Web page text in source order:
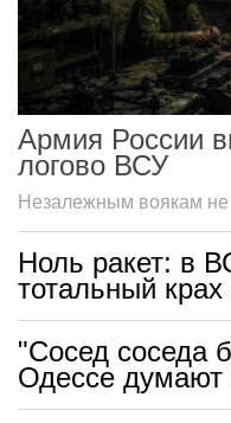
Армия России
логово ВСУ
Незалежным воякам
Ноль ракет: в
тотальный
"Сосед соседа
Одессе думают